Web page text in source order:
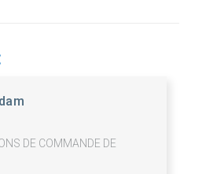
DE COMMANDE DE